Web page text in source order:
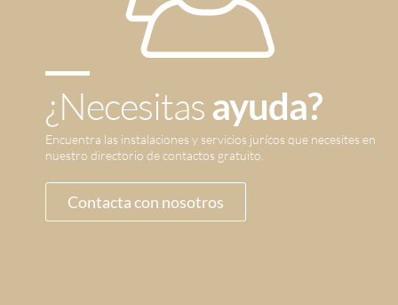
¿Necesitasayuda?
Encuentra las instalaciones y servicios jurícos que necesites en
nuestro directorio de contactos gratuito.
Contacta con nosotros